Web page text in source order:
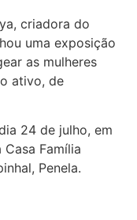
criadora do
uma exposição
as mulheres
ativo, de
24 de julho, em
Família
Penela.